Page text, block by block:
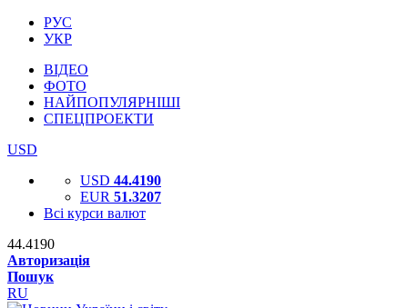
РУС
УКР
ВІДЕО
ФОТО
НАЙПОПУЛЯРНІШІ
СПЕЦПРОЕКТИ
USD
USD 44.4190
EUR 51.3207
Всі курси валют
44.4190
Авторизація
Пошук
RU